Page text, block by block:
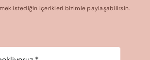
istediğin içerikleri bizimle paylaşabilirsin.